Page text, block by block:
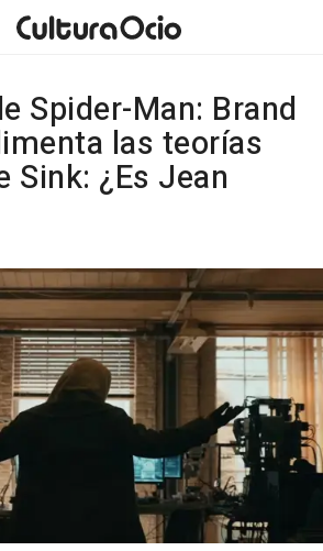
Spider-Man: Brand
las teorías
Sink: ¿Es Jean